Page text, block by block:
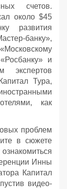
счетов.
около $45
развития
банку»,
и
экспертов
Тура,
как
проблем
в сюжете
Инны
Капитал
видео-